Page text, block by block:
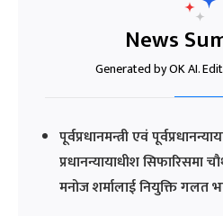
News
Generated by OK AI.
पूर्वप्रधानमन्त्री एवं
प्रधानन्यायाधीश सिफारिसमा
मनोज शर्मालाई नियुक्ति गलत